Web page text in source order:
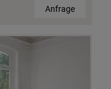
Anfrage